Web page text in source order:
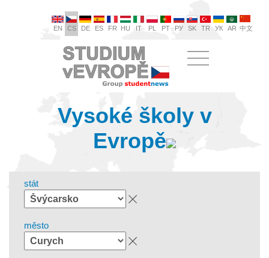
EN CS DE ES FR HU IT PL PT РУ SK TR УК AR 中文
Vysoké školy v
Evropě
stát
město